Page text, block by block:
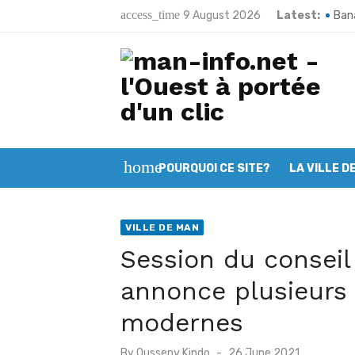
access_time 9 August 2026 Latest:
homePOURQUOI CE SITE? LA VILLE
VILLE DE MAN
Session du
annonce
modernes
Posted